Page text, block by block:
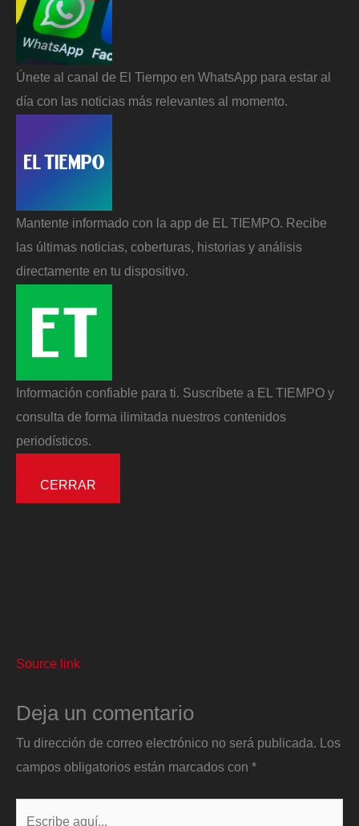
Únete al canal de El Tiempo en WhatsApp para estar al
día con las noticias más relevantes al momento.
Mantente informado con la app de EL TIEMPO. Recibe
las últimas noticias, coberturas, historias y análisis
directamente en tu dispositivo.
Información confiable para ti. Suscríbete a EL TIEMPO y
consulta de forma ilimitada nuestros contenidos
periodísticos.
CERRAR
Source link
Deja un comentario
Tu dirección de correo electrónico no será publicada. Los
campos obligatorios están marcados con *